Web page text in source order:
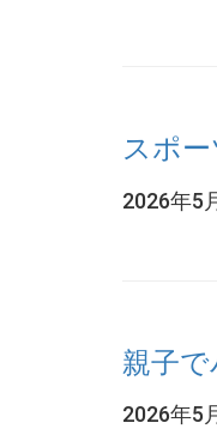
スポ
2026年5
親子
2026年5